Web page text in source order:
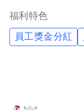
福利特色
員工獎金分紅